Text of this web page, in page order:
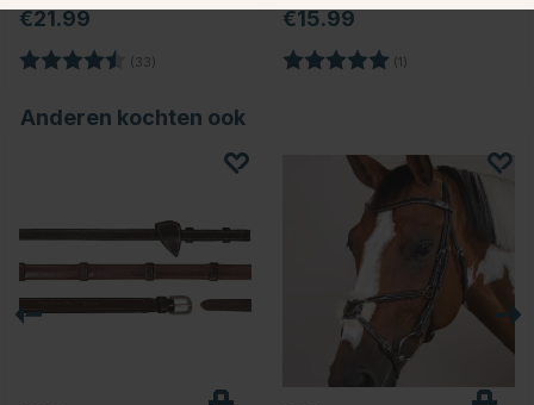
€21.99
Beoordeling: (33)
€15.99
Beoordeling: (1)
Anderen kochten ook